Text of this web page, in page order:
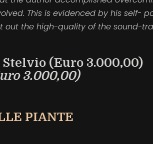
This is evidenced by his self-
out the high-quality of the sound-
(Euro 3.000,00)
3.000,00)
PIANTE